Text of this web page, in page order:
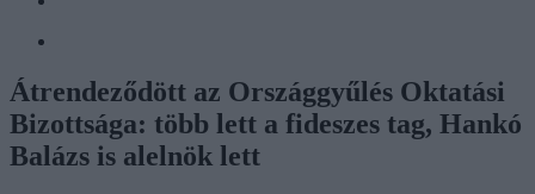
Átrendeződött az Országgyűlés Oktatási
Bizottsága: több lett a fideszes tag, Hankó
Balázs is alelnök lett